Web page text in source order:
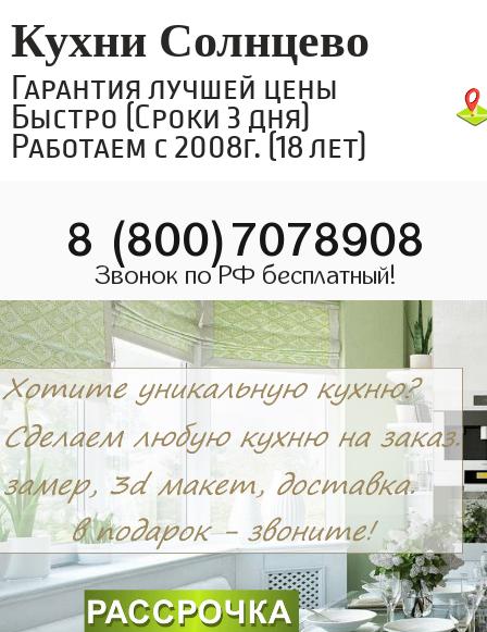
Кухни Солнцево
Гарантия лучшей цены
Быстро (Сроки 3 дня)
Работаем с 2008г. (18 лет)
8 (800)7078908
Звонок по РФ бесплатный!